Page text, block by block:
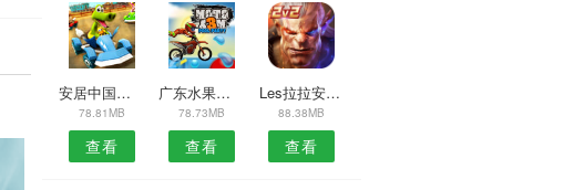
安居中国安卓版
78.81MB
查看
广东水果网APP
78.73MB
查看
Les拉拉安卓版
88.38MB
查看